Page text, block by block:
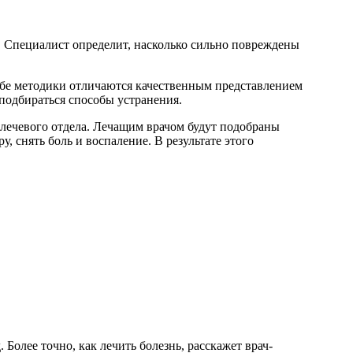
определит, насколько сильно повреждены
методики отличаются качественным представлением
способы устранения.
отдела. Лечащим врачом будут подобраны
боль и воспаление. В результате этого
точно, как лечить болезнь, расскажет врач-